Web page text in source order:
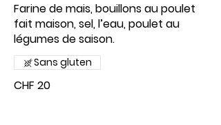
Farine de mais, bouillons au poulet
fait maison, sel, l’eau, poulet au
CHF 20
Sans gluten